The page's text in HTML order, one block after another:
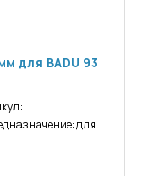
для BADU 93
для